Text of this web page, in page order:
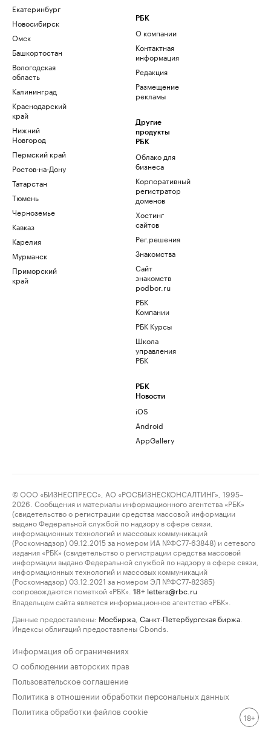
Екатеринбург
Новосибирск
Омск
Башкортостан
Вологодская
область
Калининград
Краснодарский
край
Нижний
Новгород
Пермский край
Ростов-на-Дону
Татарстан
Тюмень
Черноземье
Кавказ
Карелия
Мурманск
Приморский
край
РБК
О компании
Контактная
информация
Редакция
Размещение
рекламы
Другие
продукты
РБК
Облако для
бизнеса
Корпоративный
регистратор
доменов
Хостинг
сайтов
Рег.решения
Знакомства
Сайт
знакомств
podbor.ru
РБК
Компании
РБК Курсы
Школа
управления
РБК
РБК
Новости
iOS
Android
AppGallery
© ООО «БИЗНЕСПРЕСС», АО «РОСБИЗНЕСКОНСАЛТИНГ», 1995–
2026. Сообщения и материалы информационного агентства «РБК»
(свидетельство о регистрации средства массовой информации
выдано Федеральной службой по надзору в сфере связи,
информационных технологий и массовых коммуникаций
(Роскомнадзор) 09.12.2015 за номером ИА №ФС77-63848) и сетевого
издания «РБК» (свидетельство о регистрации средства массовой
информации выдано Федеральной службой по надзору в сфере связи,
информационных технологий и массовых коммуникаций
(Роскомнадзор) 03.12.2021 за номером ЭЛ №ФС77-82385)
сопровождаются пометкой «РБК».
18+ letters@rbc.ru
Владельцем сайта является информационное агентство «РБК».
Данные предоставлены: Мосбиржа Санкт-Петербургская биржа
Индексы облигаций предоставлены Cbonds.
Информация об ограничениях
О соблюдении авторских прав
Пользовательское соглашение
Политика в отношении обработки персональных данных
Политика обработки файлов cookie
18+